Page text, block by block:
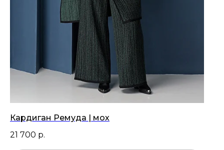
Кардиган Ремуда | мох
21 700 р.